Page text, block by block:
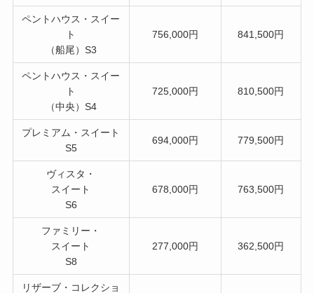
ペントハウス・スイー
ト
（船尾）S3
756,000円 841,500円
ペントハウス・スイー
ト
（中央）S4
725,000円 810,500円
プレミアム・スイート
S5
694,000円 779,500円
ヴィスタ・
スイート
S6
678,000円 763,500円
ファミリー・
スイート
S8
277,000円 362,500円
リザーブ・コレクショ